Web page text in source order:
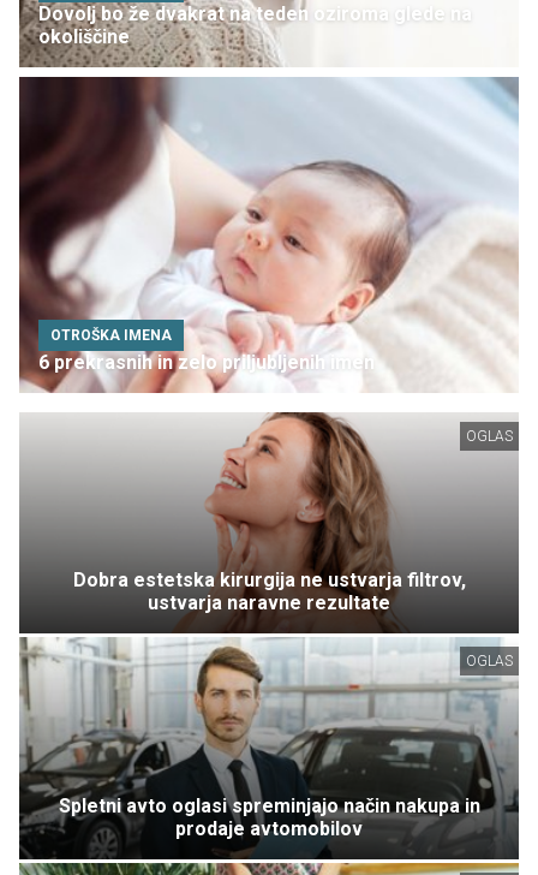
Dovolj bo že dvakrat na teden oziroma glede na
okoliščine
OTROŠKA IMENA
6 prekrasnih in zelo priljubljenih imen
OGLAS
Dobra estetska kirurgija ne ustvarja filtrov,
ustvarja naravne rezultate
OGLAS
Spletni avto oglasi spreminjajo način nakupa in
prodaje avtomobilov